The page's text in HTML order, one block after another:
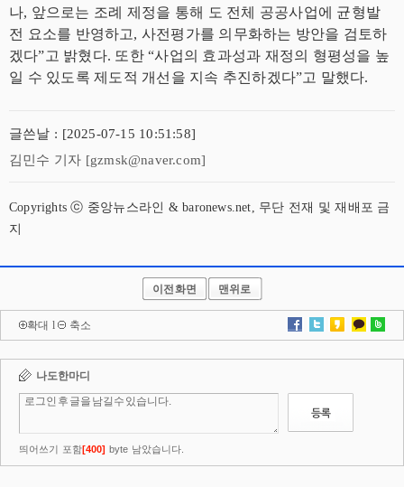
나, 앞으로는 조례 제정을 통해 도 전체 공공사업에 균형발
전 요소를 반영하고, 사전평가를 의무화하는 방안을 검토하
겠다”고 밝혔다. 또한 “사업의 효과성과 재정의 형평성을 높
일 수 있도록 제도적 개선을 지속 추진하겠다”고 말했다.
글쓴날 : [2025-07-15 10:51:58]
김민수 기자 [gzmsk@naver.com]
Copyrights ⓒ 중앙뉴스라인 & baronews.net, 무단 전재 및 재배포 금
지
이전화면 맨위로
확대 l 축소